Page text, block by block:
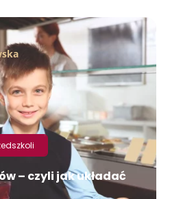
– czyli jak układać